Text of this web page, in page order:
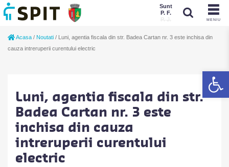
MENIU
Sunt
P. F.
P. J.
Acasa / Noutati / Luni, agentia fiscala din str. Badea Cartan nr. 3 este inchisa din
cauza intreruperii curentului electric
Luni, agentia fiscala din str.
Badea Cartan nr. 3 este
inchisa din cauza
intreruperii curentului
electric